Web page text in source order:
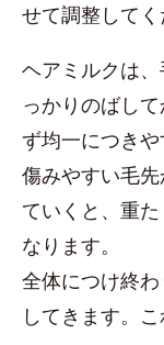
せて調整してく
ヘアミルクは
っかりのばし
ず均一につきや
傷みやすい毛
ていくと、重
なります。
全体につけ終
してきます。